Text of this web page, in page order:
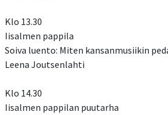
Klo 13.30
Iisalmen pappila
Soiva luento: Miten kansanmusiikin
Leena Joutsenlahti
Klo 14.30
Iisalmen pappilan puutarha